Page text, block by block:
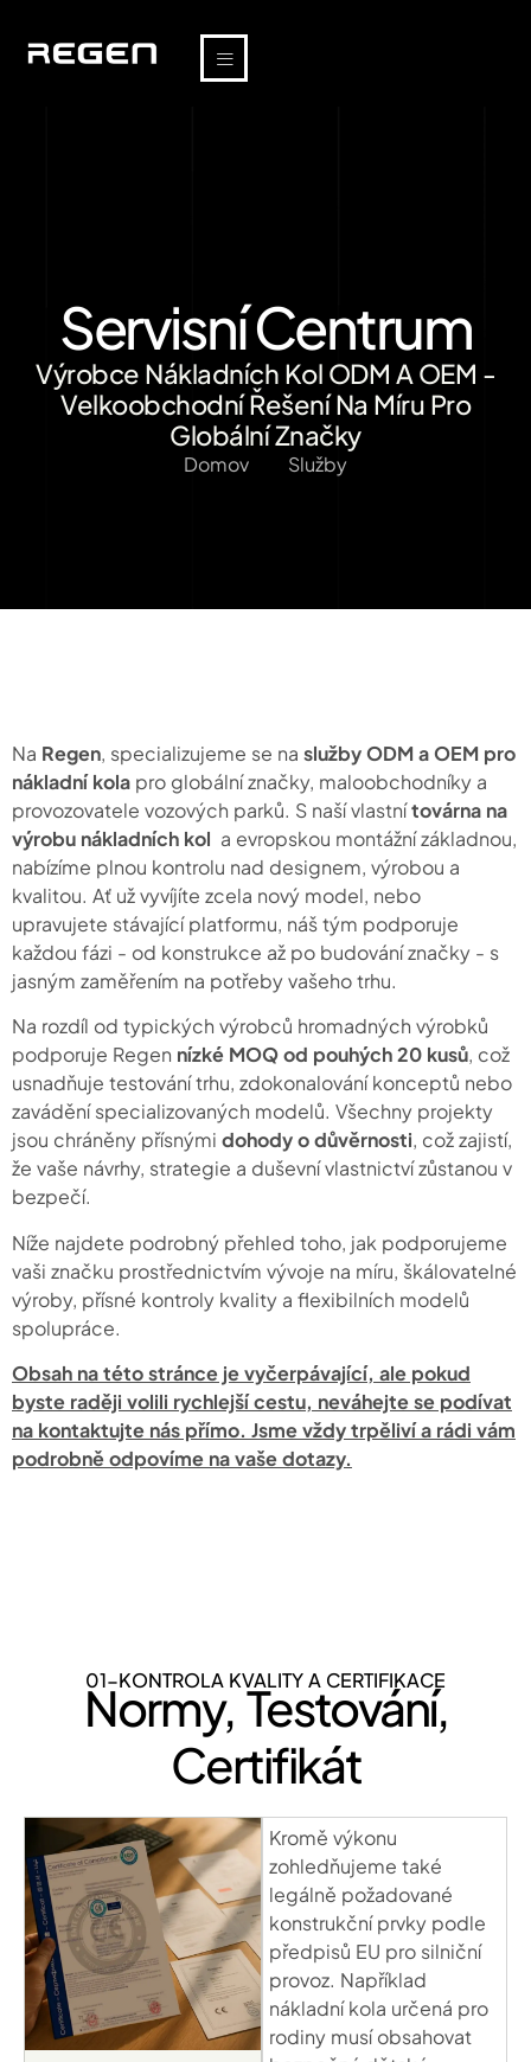
Servisní Centrum
Výrobce Nákladních Kol ODM A OEM -
Velkoobchodní Řešení Na Míru Pro
Globální Značky
Domov Služby
Na Regen, specializujeme se na služby ODM a OEM pro
nákladní kola pro globální značky, maloobchodníky a
provozovatele vozových parků. S naší vlastnítovárna na
výrobu nákladních kol a evropskou montážní základnou,
nabízíme plnou kontrolu nad designem, výrobou a
kvalitou. Ať už vyvíjíte zcela nový model, nebo
upravujete stávající platformu, náš tým podporuje
každou fázi - od konstrukce až po budování značky - s
jasným zaměřením na potřeby vašeho trhu.
Na rozdíl od typických výrobců hromadných výrobků
podporuje Regen nízké MOQ od pouhých 20 kusů, což
usnadňuje testování trhu, zdokonalování konceptů nebo
zavádění specializovaných modelů. Všechny projekty
jsou chráněny přísnými dohody o důvěrnosti, což zajistí,
že vaše návrhy, strategie a duševní vlastnictví zůstanou v
bezpečí.
Níže najdete podrobný přehled toho, jak podporujeme
vaši značku prostřednictvím vývoje na míru, škálovatelné
výroby, přísné kontroly kvality a flexibilních modelů
spolupráce.
Obsah na této stránce je vyčerpávající, ale pokud
byste raději volili rychlejší cestu, neváhejte se podívat
na kontaktujte nás přímo. Jsme vždy trpěliví a rádi vám
podrobně odpovíme na vaše dotazy.
01-KONTROLA KVALITY A CERTIFIKACE
Normy, Testování,
Certifikát
Kromě výkonu
zohledňujeme také
legálně požadované
konstrukční prvky podle
předpisů EU pro silniční
provoz. Například
nákladní kola určená pro
rodiny musí obsahovat